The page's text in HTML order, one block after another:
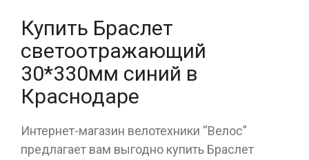
Купить Браслет
светоотражающий
30*330мм синий в
Краснодаре
Интернет-магазин велотехники “Велос”
предлагает вам выгодно купить Браслет